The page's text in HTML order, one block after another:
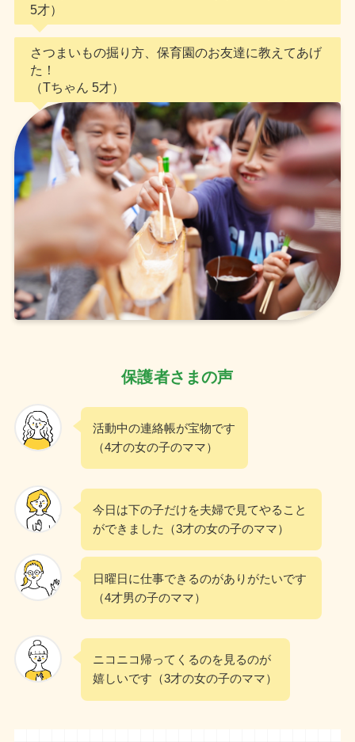
5才）
さつまいもの掘り方、保育園のお友達に教えてあげ
た！
（Tちゃん 5才）
保護者さまの声
活動中の連絡帳が宝物です
（4才の女の子のママ）
今日は下の子だけを夫婦で見てやること
ができました（3才の女の子のママ）
日曜日に仕事できるのがありがたいです
（4才男の子のママ）
ニコニコ帰ってくるのを見るのが
嬉しいです（3才の女の子のママ）